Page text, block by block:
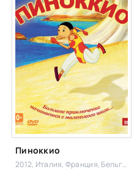
Пиноккио
2012, Италия, Франция, Бельгия, Люксембург,